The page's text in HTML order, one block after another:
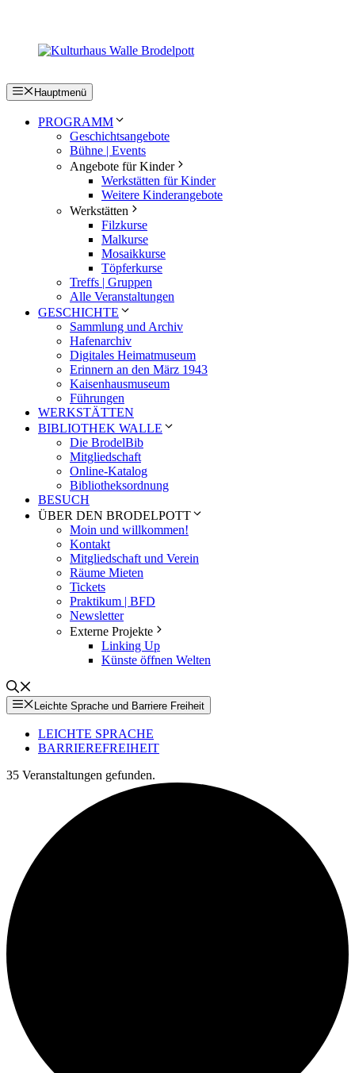
springen
Hauptmenü
PROGRAMM
Geschichtsangebote
Bühne | Events
Angebote für Kinder
Werkstätten für Kinder
Weitere Kinderangebote
Werkstätten
Filzkurse
Malkurse
Mosaikkurse
Töpferkurse
Treffs | Gruppen
Alle Veranstaltungen
GESCHICHTE
Sammlung und Archiv
Hafenarchiv
Digitales Heimatmuseum
Erinnern an den März 1943
Kaisenhausmuseum
Führungen
WERKSTÄTTEN
BIBLIOTHEK WALLE
Die BrodelBib
Mitgliedschaft
Online-Katalog
Bibliotheksordnung
BESUCH
ÜBER DEN BRODELPOTT
Moin und willkommen!
Kontakt
Mitgliedschaft und Verein
Räume Mieten
Tickets
Praktikum | BFD
Newsletter
Externe Projekte
Linking Up
Künste öffnen Welten
Leichte Sprache und Barriere Freiheit
LEICHTE SPRACHE
BARRIEREFREIHEIT
35 Veranstaltungen gefunden.